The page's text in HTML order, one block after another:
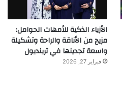
الأزياء الذكية للأمهات الحوامل:
مزيج من الأناقة والراحة وتشكيلة
واسعة تجدينها في ترينديول
فبراير 27, 2026